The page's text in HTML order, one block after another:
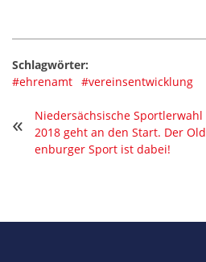
Schlagwörter:
#ehrenamt #vereinsentwicklung
«
Niedersächsische Sportlerwahl
2018 geht an den Start. Der Old
enburger Sport ist dabei!